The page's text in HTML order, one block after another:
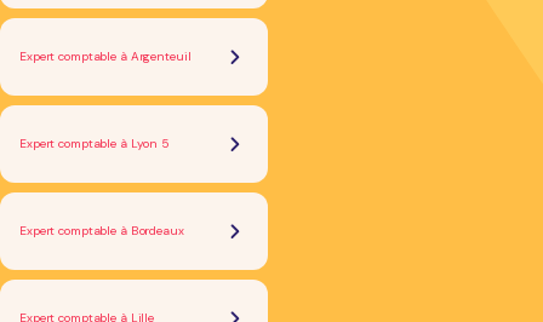
Expert comptable à Argenteuil
Expert comptable à Lyon 5
Expert comptable à Bordeaux
Expert comptable à Lille